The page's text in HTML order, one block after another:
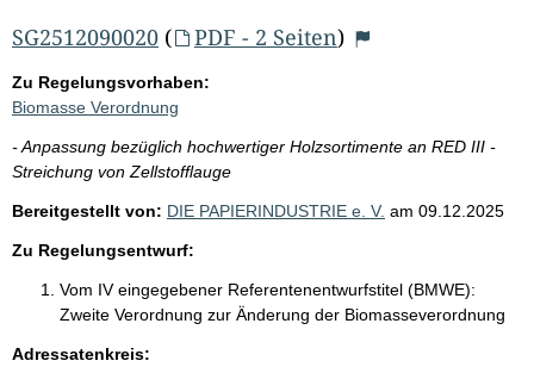
SG2512090020 ( PDF - 2 Seiten)
Zu Regelungsvorhaben:
Biomasse Verordnung
- Anpassung bezüglich hochwertiger Holzsortimente an RED III -
Streichung von Zellstofflauge
Bereitgestellt von: DIE PAPIERINDUSTRIE e. V. am 09.12.2025
Zu Regelungsentwurf:
Vom IV eingegebener Referentenentwurfstitel (BMWE):
Zweite Verordnung zur Änderung der Biomasseverordnung
Adressatenkreis: